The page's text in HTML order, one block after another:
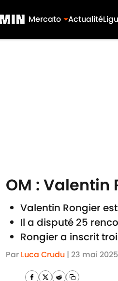
Mercato Actualité
OM :
Valentin Rongier
Il a disputé 25
Rongier a inscrit
Par Luca Crudu | 23 mai 2025